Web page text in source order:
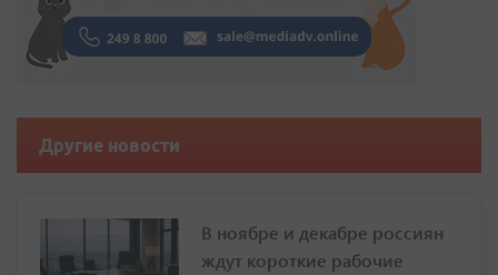
Другие новости
В ноябре и декабре россиян
ждут короткие рабочие